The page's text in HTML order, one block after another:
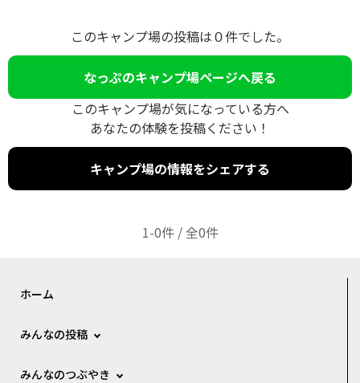
このキャンプ場の投稿は０件でした。
なっぷのキャンプ場ページへ戻る
このキャンプ場が気になっている方へ
あなたの体験を投稿ください！
キャンプ場の情報をシェアする
1-0件 / 全0件
ホーム
みんなの投稿
みんなのつぶやき